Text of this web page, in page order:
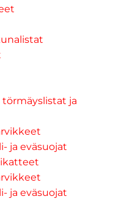
törmäyslistat ja
ja eväsuojat
ja eväsuojat